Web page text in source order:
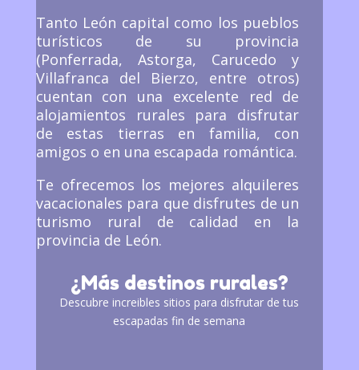
Tanto León capital como los pueblos
turísticos de su provincia
(Ponferrada, Astorga, Carucedo y
Villafranca del Bierzo, entre otros)
cuentan con una excelente red de
alojamientos rurales para disfrutar
de estas tierras en familia, con
amigos o en una escapada romántica.
Te ofrecemos los mejores alquileres
vacacionales para que disfrutes de un
turismo rural de calidad en la
provincia de León.
¿Más destinos rurales?
Descubre increibles sitios para disfrutar de tus
escapadas fin de semana